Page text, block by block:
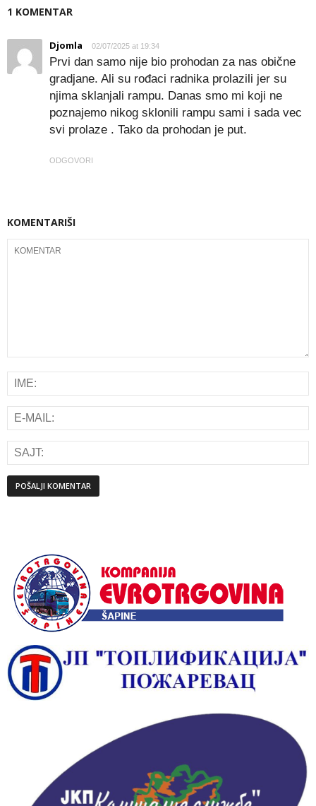
1 KOMENTAR
Djomla 02/07/2025 at 19:34
Prvi dan samo nije bio prohodan za nas obične
gradjane. Ali su rođaci radnika prolazili jer su
njima sklanjali rampu. Danas smo mi koji ne
poznajemo nikog sklonili rampu sami i sada vec
svi prolaze . Tako da prohodan je put.
ODGOVORI
KOMENTARIŠI